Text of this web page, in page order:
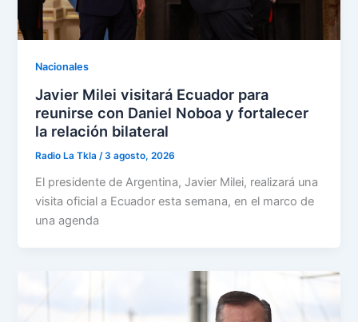
Nacionales
Javier Milei visitará Ecuador para
reunirse con Daniel Noboa y fortalecer
la relación bilateral
Radio La Tkla/3 agosto, 2026
El presidente de Argentina, Javier Milei, realizará una
visita oficial a Ecuador esta semana, en el marco de
una agenda